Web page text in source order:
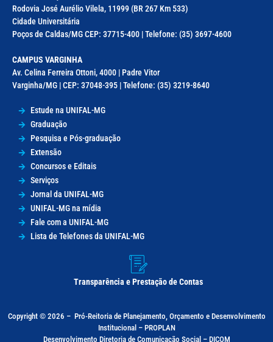
Rodovia José Aurélio Vilela, 11999 (BR 267 Km 533)
Cidade Universitária
Poços de Caldas/MG CEP: 37715-400 | Telefone: (35) 3697-4600
CAMPUS VARGINHA
Av. Celina Ferreira Ottoni, 4000 | Padre Vitor
Varginha/MG | CEP: 37048-395 | Telefone: (35) 3219-8640
Estude na UNIFAL-MG
Graduação
Pesquisa e Pós-graduação
Extensão
Concursos e Editais
Serviços
Jornal da UNIFAL-MG
UNIFAL-MG na mídia
Fale com a UNIFAL-MG
Lista de Telefones da UNIFAL-MG
Transparência e Prestação de Contas
Copyright © 2026 – Pró-Reitoria de Planejamento, Orçamento e Desenvolvimento
Institucional – PROPLAN
Desenvolvimento Diretoria de Comunicação Social – DICOM